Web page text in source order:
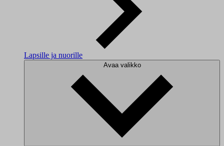
Lapsille ja nuorille
Avaa valikko